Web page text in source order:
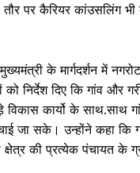
पर कैरियर कांउसलिंग
के मार्गदर्शन में
को निर्देश दिए कि गांव और
विकास कार्यो के साथ.साथ
जा सके। उन्होंने कहा
की प्रत्येक पंचायत के